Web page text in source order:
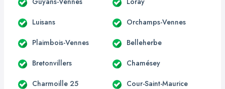
Luisans Orchamps-Vennes
Plaimbois-Vennes Belleherbe
Bretonvillers Chamésey
Charmoille 25 Cour-Saint-Maurice